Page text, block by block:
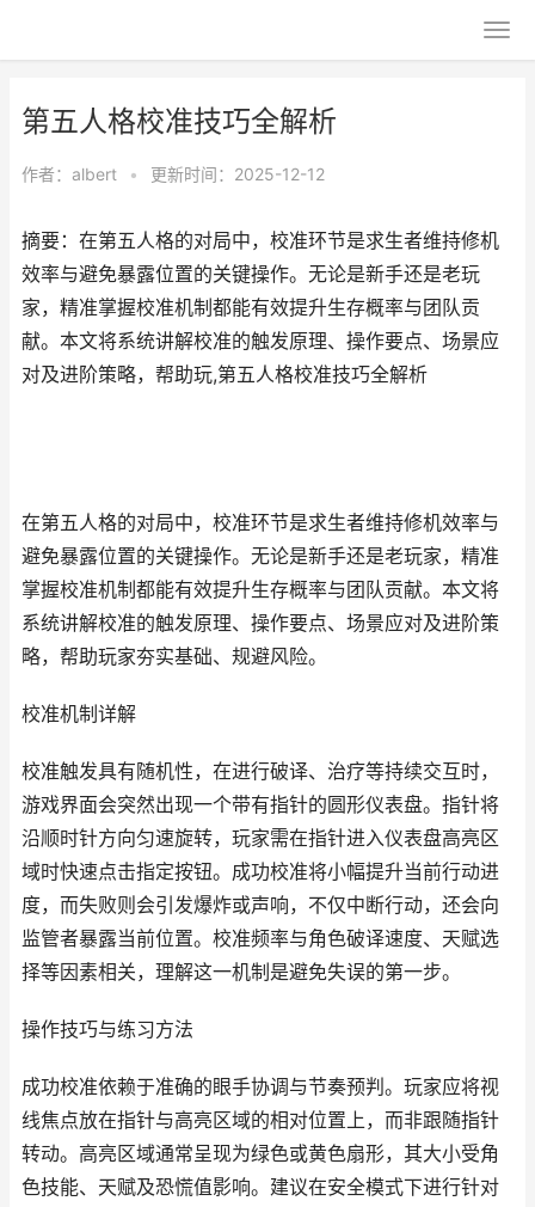
第五人格校准技巧全解析
作者： albert • 更新时间：2025-12-12
摘要：在第五人格的对局中，校准环节是求生者维持修机
效率与避免暴露位置的关键操作。无论是新手还是老玩
家，精准掌握校准机制都能有效提升生存概率与团队贡
献。本文将系统讲解校准的触发原理、操作要点、场景应
对及进阶策略，帮助玩,第五人格校准技巧全解析
在第五人格的对局中，校准环节是求生者维持修机效率与
避免暴露位置的关键操作。无论是新手还是老玩家，精准
掌握校准机制都能有效提升生存概率与团队贡献。本文将
系统讲解校准的触发原理、操作要点、场景应对及进阶策
略，帮助玩家夯实基础、规避风险。
校准机制详解
校准触发具有随机性，在进行破译、治疗等持续交互时，
游戏界面会突然出现一个带有指针的圆形仪表盘。指针将
沿顺时针方向匀速旋转，玩家需在指针进入仪表盘高亮区
域时快速点击指定按钮。成功校准将小幅提升当前行动进
度，而失败则会引发爆炸或声响，不仅中断行动，还会向
监管者暴露当前位置。校准频率与角色破译速度、天赋选
择等因素相关，理解这一机制是避免失误的第一步。
操作技巧与练习方法
成功校准依赖于准确的眼手协调与节奏预判。玩家应将视
线焦点放在指针与高亮区域的相对位置上，而非跟随指针
转动。高亮区域通常呈现为绿色或黄色扇形，其大小受角
色技能、天赋及恐慌值影响。建议在安全模式下进行针对